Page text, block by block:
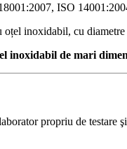
ISO
inoxidabil, cu
inoxidabil de mari
propriu de testare